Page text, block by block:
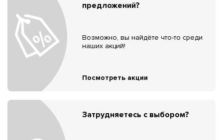
предложений?
Возможно, вы найдёте что-то среди
наших акций!
Посмотреть акции
Затрудняетесь с выбором?